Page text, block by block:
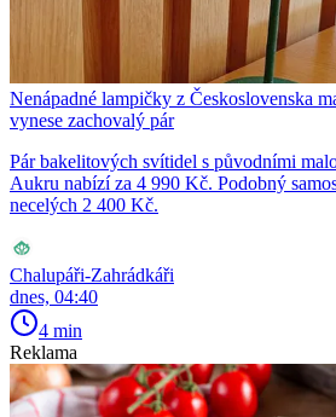
Nenápadné lampičky z Československa
vynese zachovalý pár
Pár bakelitových svítidel s původními
Aukru nabízí za 4 990 Kč. Podobný
necelých 2 400 Kč.
Chalupáři-Zahrádkáři
dnes, 04:40
4 min
Reklama